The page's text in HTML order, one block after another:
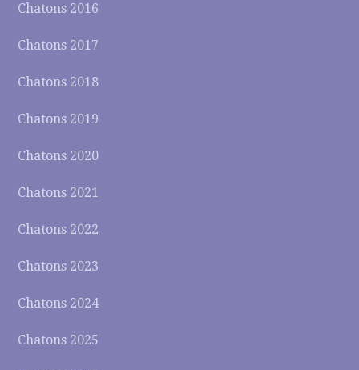
Chatons 2016
Chatons 2017
Chatons 2018
Chatons 2019
Chatons 2020
Chatons 2021
Chatons 2022
Chatons 2023
Chatons 2024
Chatons 2025